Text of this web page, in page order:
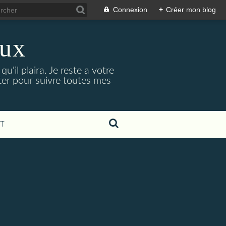
Connexion + Créer mon blog
plaira. Je reste a votre
pour suivre toutes mes